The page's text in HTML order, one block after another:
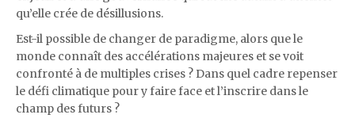
qu’elle crée de désillusions.
Est-il possible de changer de paradigme, alors que le
monde connaît des accélérations majeures et se voit
confronté à de multiples crises ? Dans quel cadre repenser
le défi climatique pour y faire face et l’inscrire dans le
champ des futurs ?